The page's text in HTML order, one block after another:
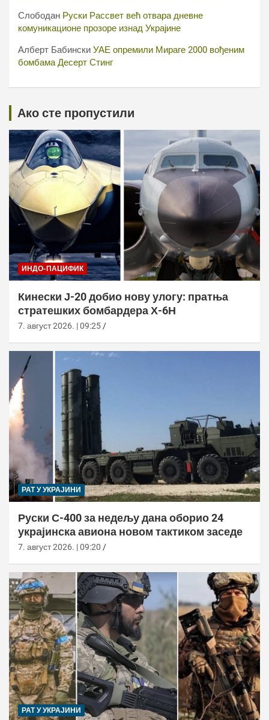
Слободан Руски Рассвет већ отвара дневне
комуникационе прозоре изнад Украјине
Алберт Бабински УАЕ опремили Мираге 2000 вођеним
бомбама Десерт Стинг
Ако сте пропустили
ИНДО-ПАЦИФИК
Кинески Ј-20 добио нову улогу: пратња
стратешких бомбардера Х-6Н
7. август 2026. | 09:25
РАТ У УКРАЈИНИ
Руски С-400 за недељу дана оборио 24
украјинска авиона новом тактиком заседе
7. август 2026. | 09:20
РАТ У УКРАЈИНИ